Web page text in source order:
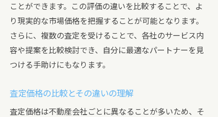
ことができます。この評価の違いを比較することで、よ
り現実的な市場価格を把握することが可能となります。
さらに、複数の査定を受けることで、各社のサービス内
容や提案を比較検討でき、自分に最適なパートナーを見
つける手助けにもなります。
査定価格の比較とその違いの理解
査定価格は不動産会社ごとに異なることが多いため、そ